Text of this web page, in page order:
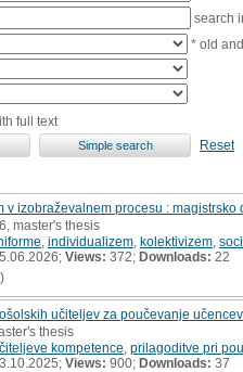
search
* old
full text
Reset
v izobraževalnem procesu : magistrsko
master's thesis
individualizem kolektivizem
Views: 372; Downloads: 22
učiteljev za poučevanje
thesis
kompetence prilagoditve pri
Views: 900; Downloads: 37